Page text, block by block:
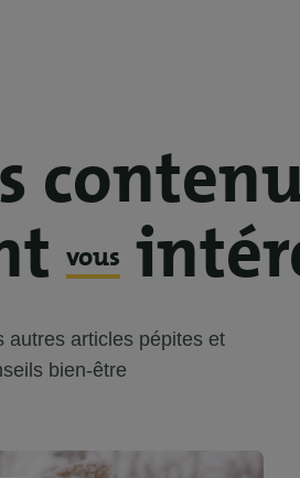
vous
autres articles pépites et
bien-être